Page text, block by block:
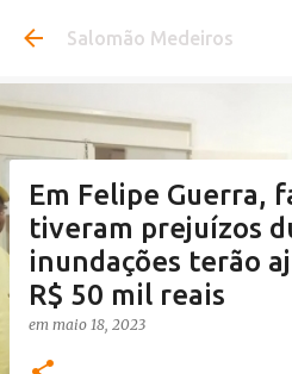
Pular para o
Salomão Medeiros
Em Felipe Guerra,
tiveram prejuízos
inundações terão
R$ 50 mil reais
em maio 18, 2023